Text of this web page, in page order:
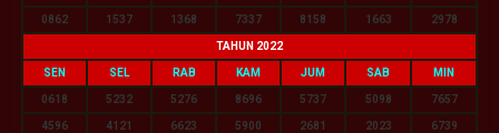
0862 1537 1368 7337 8158 1663 2978
TAHUN 2022
SEN SEL RAB KAM JUM SAB MIN
0618 5232 5276 8696 5737 5098 7657
4596 4121 6623 5900 2681 2023 6739